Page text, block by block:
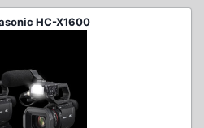
HC-X1600